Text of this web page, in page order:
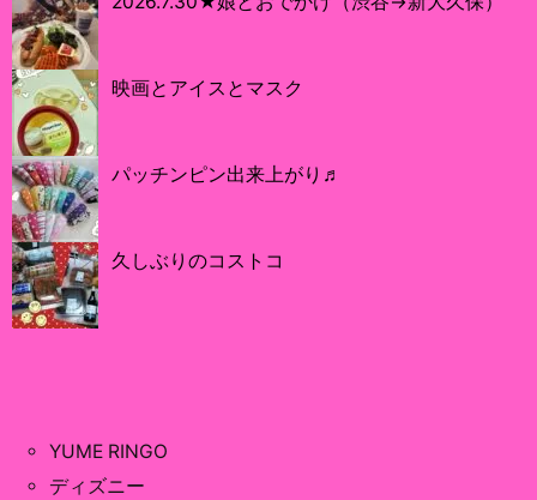
映画とアイスとマスク
パッチンピン出来上がり♬
久しぶりのコストコ
YUME RINGO
ディズニー